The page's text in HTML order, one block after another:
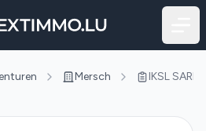
Mersch IKSL SARL